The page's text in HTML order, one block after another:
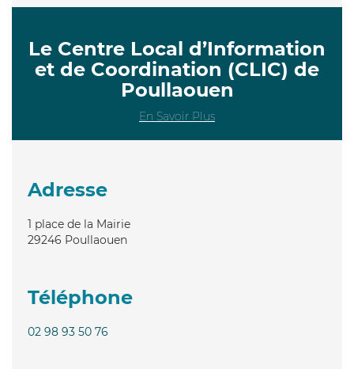
Le Centre Local d’Information
et de Coordination (CLIC) de
Poullaouen
En Savoir Plus
Adresse
1 place de la Mairie
29246 Poullaouen
Téléphone
02 98 93 50 76